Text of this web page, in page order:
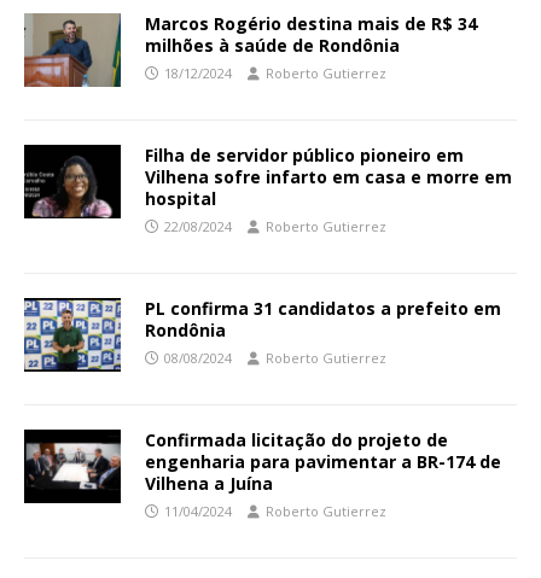
Marcos Rogério destina mais de R$ 34
milhões à saúde de Rondônia
18/12/2024 Roberto Gutierrez
Filha de servidor público pioneiro em
Vilhena sofre infarto em casa e morre em
hospital
22/08/2024 Roberto Gutierrez
PL confirma 31 candidatos a prefeito em
Rondônia
08/08/2024 Roberto Gutierrez
Confirmada licitação do projeto de
engenharia para pavimentar a BR-174 de
Vilhena a Juína
11/04/2024 Roberto Gutierrez